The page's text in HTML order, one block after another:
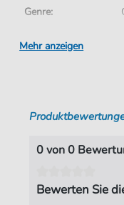
Genre:
Ära:
Tonart:
Künstler:
Seiten:
Mehr anzeigen
0 von 0
Bewerten Sie